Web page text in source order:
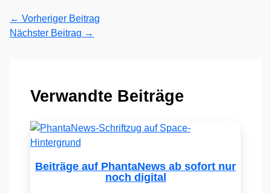
← Vorheriger Beitrag
Nächster Beitrag →
Verwandte Beiträge
Beiträge auf PhantaNews ab sofort nur
noch digital